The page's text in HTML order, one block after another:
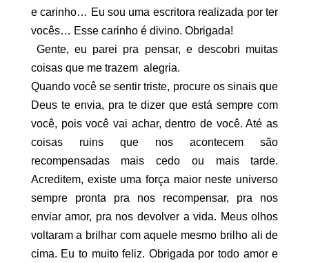
e carinho… Eu sou uma escritora realizada por ter
vocês… Esse carinho é divino. Obrigada!
Gente, eu parei pra pensar, e descobri muitas
coisas que me trazem alegria.
Quando você se sentir triste, procure os sinais que
Deus te envia, pra te dizer que está sempre com
você, pois você vai achar, dentro de você. Até as
coisas ruins que nos acontecem são
recompensadas mais cedo ou mais tarde.
Acreditem, existe uma força maior neste universo
sempre pronta pra nos recompensar, pra nos
enviar amor, pra nos devolver a vida. Meus olhos
voltaram a brilhar com aquele mesmo brilho ali de
cima. Eu to muito feliz. Obrigada por todo amor e